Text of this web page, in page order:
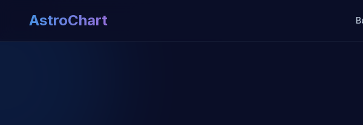
AstroChart